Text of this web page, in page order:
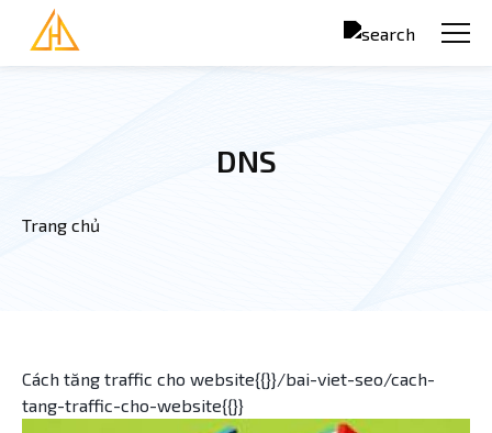
Nhảy đến nội dung
DNS
Bạn đang ở đây
Trang chủ
Cách tăng traffic cho website{{}}/bai-viet-seo/cach-
tang-traffic-cho-website{{}}